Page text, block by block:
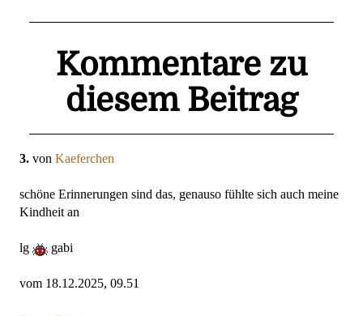
Kommentare zu
diesem Beitrag
3. von Kaeferchen
schöne Erinnerungen sind das, genauso fühlte sich auch meine
Kindheit an
lg gabi
vom 18.12.2025, 09.51